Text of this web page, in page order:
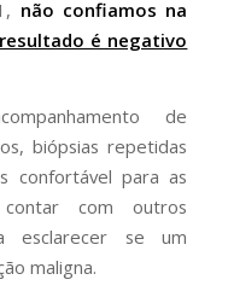
não confiamos na
é negativo
de
biópsias repetidas
confortável para as
contar com outros
esclarecer se um
maligna.